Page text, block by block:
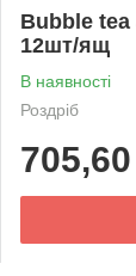
Bubble
12шт/ящ
В наявності
Роздріб
705,60